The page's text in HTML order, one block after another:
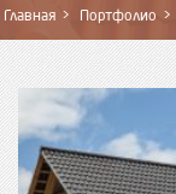
Главная Портфолио